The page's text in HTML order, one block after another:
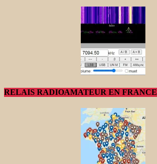
RELAIS RADIOAMATEUR EN FRANCE